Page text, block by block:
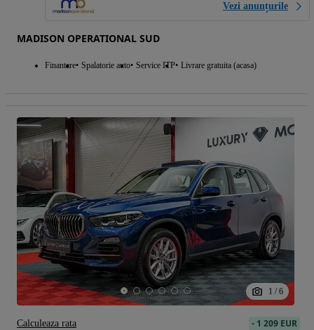
Vezi anunțurile
MADISON OPERATIONAL SUD
Finantare Spalatorie auto Service ITP Livrare gratuita (acasa)
1 / 6
- 1 209 EUR
Calculeaza rata